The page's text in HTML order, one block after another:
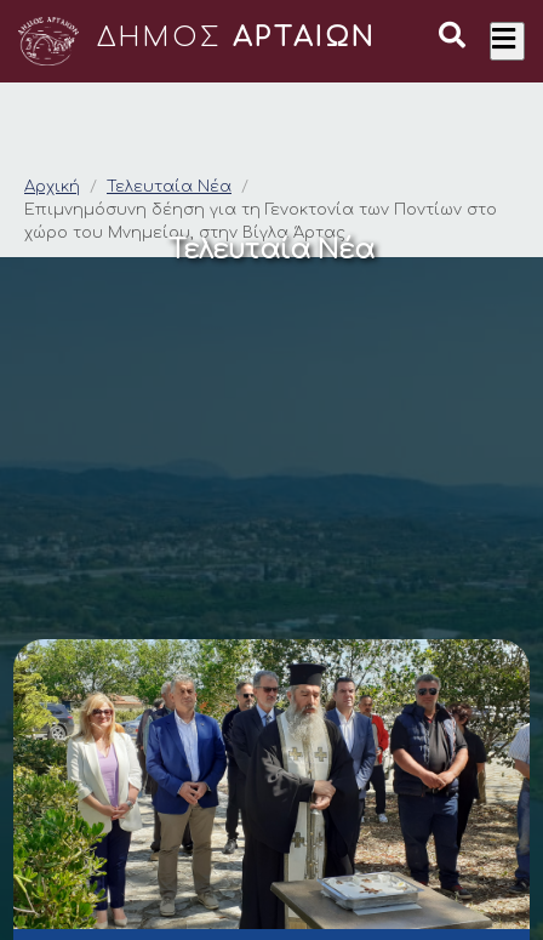
ΔΗΜΟΣ ΑΡΤΑΙΩΝ
Επιμνημόσυνη
Αρχική
Τελευταία Νέα
Επιμνημόσυνη δέηση για τη Γενοκτονία των Ποντίων στο
χώρο του Μνημείου, στην Βίγλα Άρτας
Τελευταία Νέα